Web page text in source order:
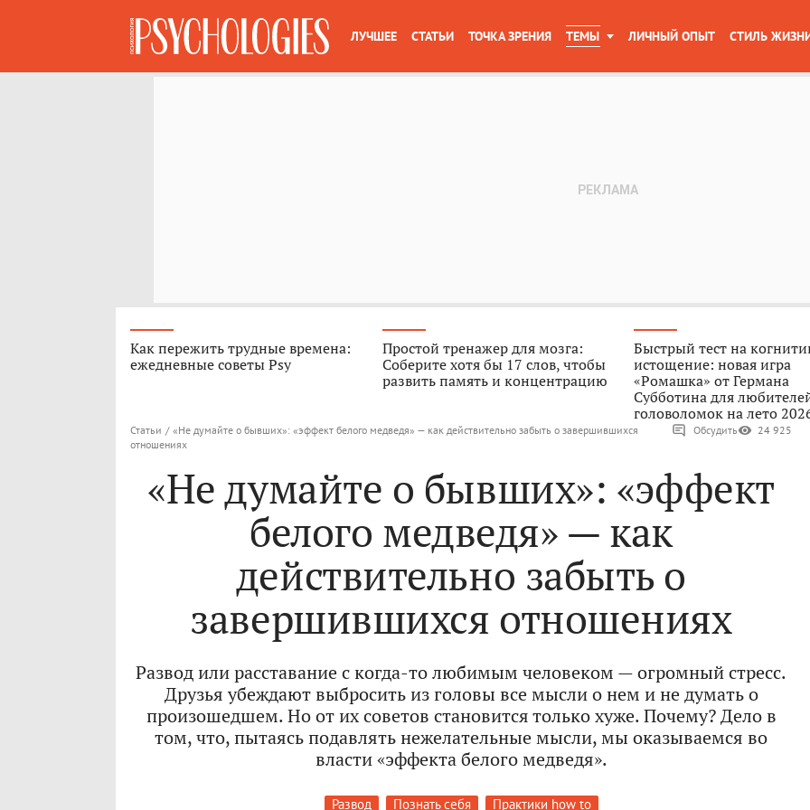
ЛУЧШЕЕ СТАТЬИ ТОЧКА ЗРЕНИЯ ТЕМЫ ЛИЧНЫЙ ОПЫТ СТИЛЬ
Как пережить трудные времена:
ежедневные советы Psy
Простой тренажер для мозга:
Соберите хотя бы 17 слов, чтобы
развить память и концентрацию
Быстрый тест на
истощение: новая игра
«Ромашка» от Германа
Субботина для
головоломок на лето
Статьи / «Не думайте о бывших»: «эффект белого медведя» — как действительно забыть о завершившихся
отношениях
Обсудить 24 925
«Не думайте о бывших»: «эффект
белого медведя» — как
действительно забыть о
завершившихся отношениях
Развод или расставание с когда-то любимым человеком — огромный стресс.
Друзья убеждают выбросить из головы все мысли о нем и не думать о
произошедшем. Но от их советов становится только хуже. Почему? Дело в
том, что, пытаясь подавлять нежелательные мысли, мы оказываемся во
власти «эффекта белого медведя».
Развод Познать себя Практики how to